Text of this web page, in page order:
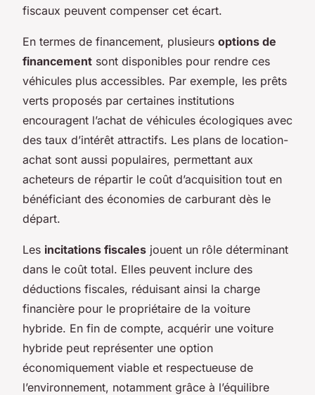
fiscaux peuvent compenser cet écart.
En termes de financement, plusieurs options de
financement sont disponibles pour rendre ces
véhicules plus accessibles. Par exemple, les prêts
verts proposés par certaines institutions
encouragent l’achat de véhicules écologiques avec
des taux d’intérêt attractifs. Les plans de location-
achat sont aussi populaires, permettant aux
acheteurs de répartir le coût d’acquisition tout en
bénéficiant des économies de carburant dès le
départ.
Les incitations fiscales jouent un rôle déterminant
dans le coût total. Elles peuvent inclure des
déductions fiscales, réduisant ainsi la charge
financière pour le propriétaire de la voiture
hybride. En fin de compte, acquérir une voiture
hybride peut représenter une option
économiquement viable et respectueuse de
l’environnement, notamment grâce à l’équilibre